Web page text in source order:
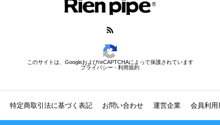
このサイトは、GoogleおよびreCAPTCHAによって保護されています
プライバシー - 利用規約
特定商取引法に基づく表記 お問い合わせ 運営企業 会員利用